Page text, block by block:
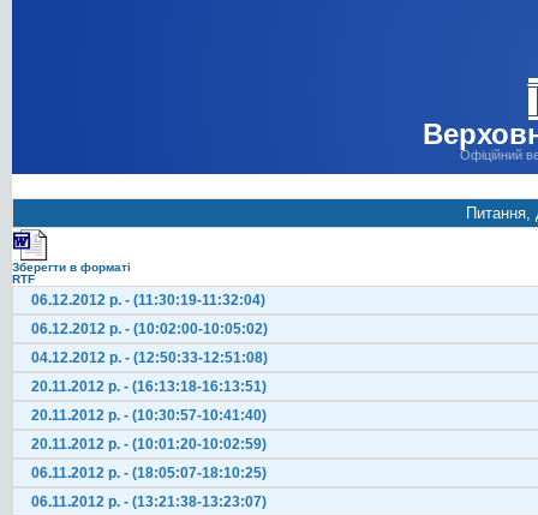
Офіційний
Питання,
Зберегти в форматі
RTF
06.12.2012 р. - (11:30:19-11:32:04)
06.12.2012 р. - (10:02:00-10:05:02)
04.12.2012 р. - (12:50:33-12:51:08)
20.11.2012 р. - (16:13:18-16:13:51)
20.11.2012 р. - (10:30:57-10:41:40)
20.11.2012 р. - (10:01:20-10:02:59)
06.11.2012 р. - (18:05:07-18:10:25)
06.11.2012 р. - (13:21:38-13:23:07)